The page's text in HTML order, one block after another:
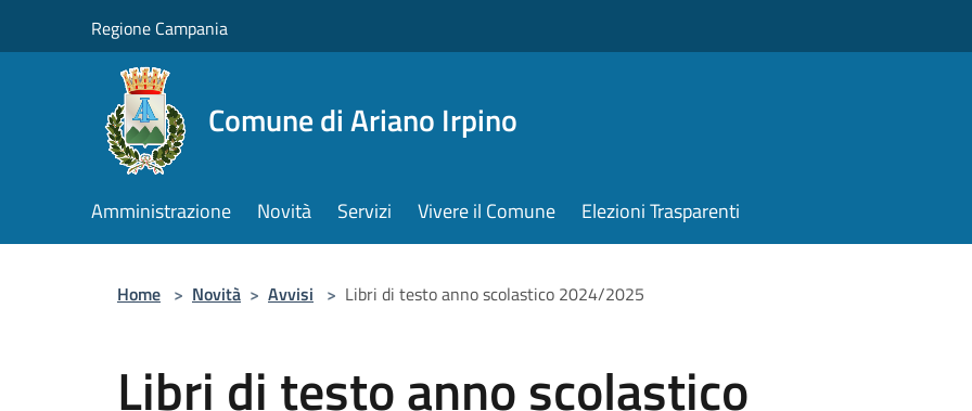
Regione Campania
Comune di Ariano Irpino
Amministrazione Novità Servizi Vivere il Comune Elezioni Trasparenti
Home > Novità > Avvisi > Libri di testo anno scolastico 2024/2025
Libri di testo anno scolastico